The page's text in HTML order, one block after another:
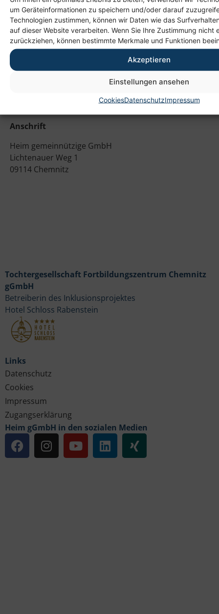
um Geräteinformationen zu speichern und/oder darauf
Technologien zustimmen, können wir Daten wie das
auf dieser Website verarbeiten. Wenn Sie Ihre Zustimmung nicht
zurückziehen, können bestimmte Merkmale und Funktionen
Akzeptieren
Einstellungen ansehen
CookiesDatenschutzImpressum
#offeneunternehmen
Anschrift
Heim gemeinnützige GmbH
Lichtenauer Weg 1
09114 Chemnitz
Links
Datenschutz
Cookies
Impressum
Zugangserklärung
Heim gGmbH in den sozialen Medien
Tochtergesellschaft Fortbildungszentrum Chemnitz
gGmbH
Betreiberin des Inklusionsprojektes
Hotel Schloss Rabenstein